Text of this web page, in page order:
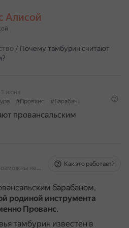
Алисой
/ Почему тамбурин считают
11 июня
#Прованс #Барабан
провансальским
На основе источников, возможны неточности
Как это работает?
барабаном,
родиной инструмента
Прованс.
тамбурин известен в